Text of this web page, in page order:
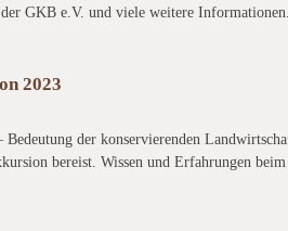
GKB e.V. und viele weitere Informationen.
2023
der konservierenden
bereist. Wissen und Erfahrungen